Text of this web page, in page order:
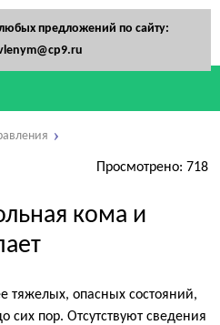
Просмотрено: 718
кома и
тяжелых, опасных состояний,
сих пор. Отсутствуют сведения
предложений по сайту: